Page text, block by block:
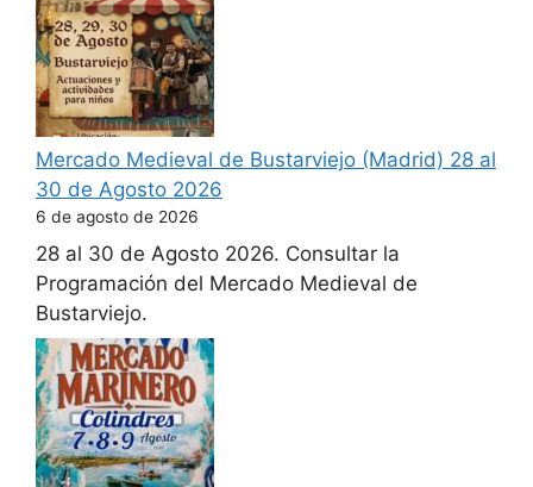
Mercado Medieval de Bustarviejo (Madrid) 28 al
30 de Agosto 2026
6 de agosto de 2026
28 al 30 de Agosto 2026. Consultar la
Programación del Mercado Medieval de
Bustarviejo.